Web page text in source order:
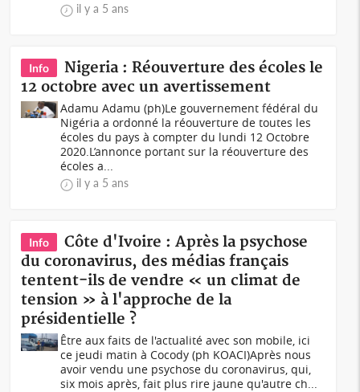
il y a 5 ans
Info
Nigeria : Réouverture des écoles le
12 octobre avec un avertissement
Adamu Adamu (ph)Le gouvernement fédéral du
Nigéria a ordonné la réouverture de toutes les
écoles du pays à compter du lundi 12 Octobre
2020.L’annonce portant sur la réouverture des
écoles a...
il y a 5 ans
Info
Côte d'Ivoire : Après la psychose
du coronavirus, des médias français
tentent-ils de vendre « un climat de
tension » à l'approche de la
présidentielle ?
Être aux faits de l'actualité avec son mobile, ici
ce jeudi matin à Cocody (ph KOACI)Après nous
avoir vendu une psychose du coronavirus, qui,
six mois après, fait plus rire jaune qu'autre ch...